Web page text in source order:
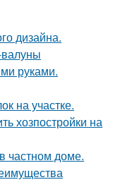
дизайна.
руками.
на участке.
хозпостройки на
частном доме.